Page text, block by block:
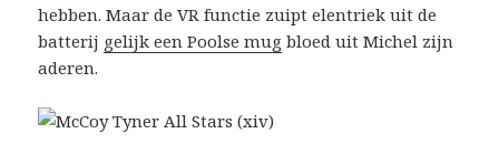
hebben. Maar de VR functie zuipt elentriek uit de
batterij gelijk een Poolse mug bloed uit Michel zijn
aderen.